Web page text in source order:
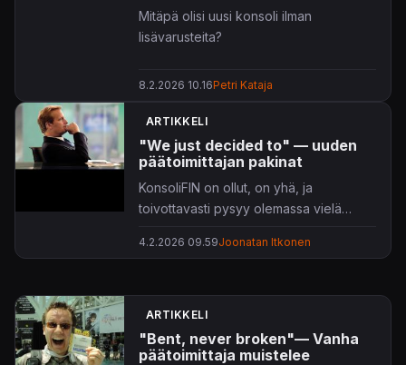
Mitäpä olisi uusi konsoli ilman
lisävarusteita?
8.2.2026 10.16Petri Kataja
ARTIKKELI
"We just decided to" — uuden
päätoimittajan pakinat
KonsoliFIN on ollut, on yhä, ja
toivottavasti pysyy olemassa vielä
luotsata tätä venettä hetken aikaa.
4.2.2026 09.59Joonatan Itkonen
ARTIKKELI
"Bent, never broken"— Vanha
päätoimittaja muistelee